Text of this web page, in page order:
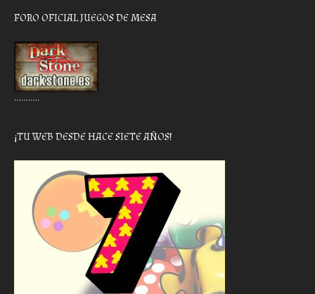
FORO OFICIAL JUEGOS DE MESA
………..
¡TU WEB DESDE HACE SIETE AÑOS!